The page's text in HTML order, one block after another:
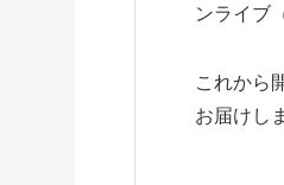
ンライブ
これから
お届けし